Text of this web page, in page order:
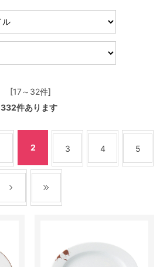
[17～32件]
332件あります
2 3 4 5